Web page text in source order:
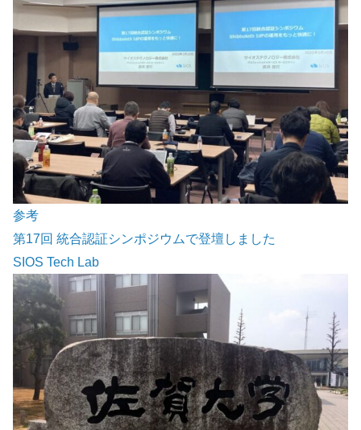
参考
第17回 統合認証シンポジウムで登壇しました
SIOS Tech Lab